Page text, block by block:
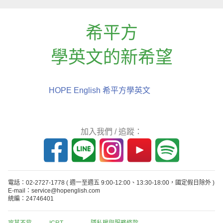
希平方
學英文的新希望
HOPE English 希平方學英文
加入我們 / 追蹤：
電話：02-2727-1778 ( 週一至週五 9:00-12:00、13:30-18:00，國定假日除外 )
E-mail：service@hopenglish.com
統編：24746401